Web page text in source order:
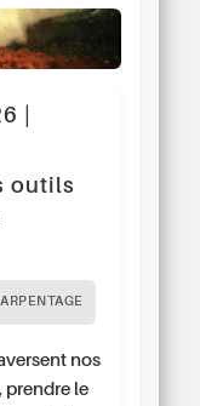
|
outils
ARPENTAGE
nos
prendre le